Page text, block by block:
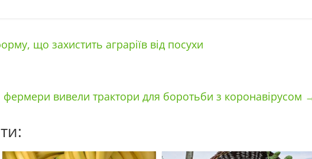
що захистить аграріїв від посухи
фермери вивели трактори для боротьби з коронавірусом